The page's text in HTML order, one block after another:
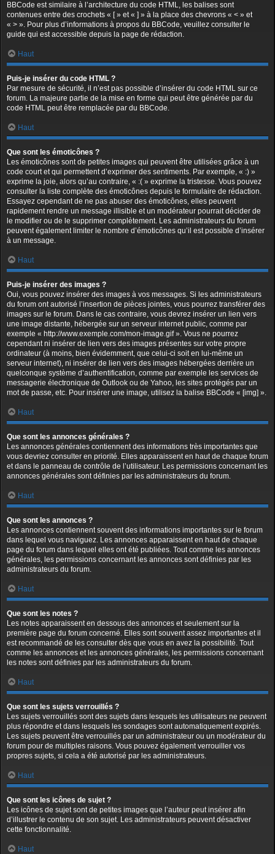
BBCode est similaire à l’architecture du code HTML, les balises sont
contenues entre des crochets « [ » et « ] » à la place des chevrons « < » et
« > ». Pour plus d’informations à propos du BBCode, veuillez consulter le
guide qui est accessible depuis la page de rédaction.
Haut
Puis-je insérer du code HTML ?
Par mesure de sécurité, il n’est pas possible d’insérer du code HTML sur ce
forum. La majeure partie de la mise en forme qui peut être générée par du
code HTML peut être remplacée par du BBCode.
Haut
Que sont les émoticônes ?
Les émoticônes sont de petites images qui peuvent être utilisées grâce à un
code court et qui permettent d’exprimer des sentiments. Par exemple, « :) »
exprime la joie, alors qu’au contraire, « :( » exprime la tristesse. Vous pouvez
consulter la liste complète des émoticônes depuis le formulaire de rédaction.
Essayez cependant de ne pas abuser des émoticônes, elles peuvent
rapidement rendre un message illisible et un modérateur pourrait décider de
le modifier ou de le supprimer complètement. Les administrateurs du forum
peuvent également limiter le nombre d’émoticônes qu’il est possible d’insérer
à un message.
Haut
Puis-je insérer des images ?
Oui, vous pouvez insérer des images à vos messages. Si les administrateurs
du forum ont autorisé l’insertion de pièces jointes, vous pourrez transférer des
images sur le forum. Dans le cas contraire, vous devrez insérer un lien vers
une image distante, hébergée sur un serveur internet public, comme par
exemple « http://www.exemple.com/mon-image.gif ». Vous ne pourrez
cependant ni insérer de lien vers des images présentes sur votre propre
ordinateur (à moins, bien évidemment, que celui-ci soit en lui-même un
serveur internet), ni insérer de lien vers des images hébergées derrière un
quelconque système d’authentification, comme par exemple les services de
messagerie électronique de Outlook ou de Yahoo, les sites protégés par un
mot de passe, etc. Pour insérer une image, utilisez la balise BBCode « [img] ».
Haut
Que sont les annonces générales ?
Les annonces générales contiennent des informations très importantes que
vous devriez consulter en priorité. Elles apparaissent en haut de chaque forum
et dans le panneau de contrôle de l’utilisateur. Les permissions concernant les
annonces générales sont définies par les administrateurs du forum.
Haut
Que sont les annonces ?
Les annonces contiennent souvent des informations importantes sur le forum
dans lequel vous naviguez. Les annonces apparaissent en haut de chaque
page du forum dans lequel elles ont été publiées. Tout comme les annonces
générales, les permissions concernant les annonces sont définies par les
administrateurs du forum.
Haut
Que sont les notes ?
Les notes apparaissent en dessous des annonces et seulement sur la
première page du forum concerné. Elles sont souvent assez importantes et il
est recommandé de les consulter dès que vous en avez la possibilité. Tout
comme les annonces et les annonces générales, les permissions concernant
les notes sont définies par les administrateurs du forum.
Haut
Que sont les sujets verrouillés ?
Les sujets verrouillés sont des sujets dans lesquels les utilisateurs ne peuvent
plus répondre et dans lesquels les sondages sont automatiquement expirés.
Les sujets peuvent être verrouillés par un administrateur ou un modérateur du
forum pour de multiples raisons. Vous pouvez également verrouiller vos
propres sujets, si cela a été autorisé par les administrateurs.
Haut
Que sont les icônes de sujet ?
Les icônes de sujet sont de petites images que l’auteur peut insérer afin
d’illustrer le contenu de son sujet. Les administrateurs peuvent désactiver
cette fonctionnalité.
Haut